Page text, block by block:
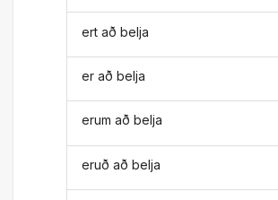
ert að belja
er að belja
erum að belja
eruð að belja